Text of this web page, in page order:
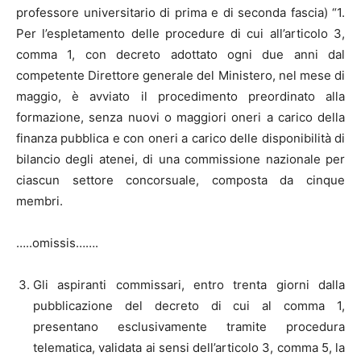
professore universitario di prima e di seconda fascia) “1.
Per l’espletamento delle procedure di cui all’articolo 3,
comma 1, con decreto adottato ogni due anni dal
competente Direttore generale del Ministero, nel mese di
maggio, è avviato il procedimento preordinato alla
formazione, senza nuovi o maggiori oneri a carico della
finanza pubblica e con oneri a carico delle disponibilità di
bilancio degli atenei, di una commissione nazionale per
ciascun settore concorsuale, composta da cinque
membri.
…..omissis…….
Gli aspiranti commissari, entro trenta giorni dalla
pubblicazione del decreto di cui al comma 1,
presentano esclusivamente tramite procedura
telematica, validata ai sensi dell’articolo 3, comma 5, la